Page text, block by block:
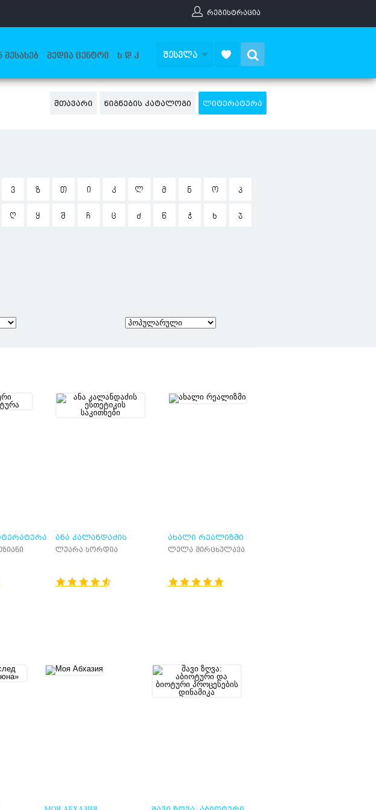
ᲠᲔᲒᲘᲡᲢᲠᲐᲪᲘᲐ
ᲨᲔᲡᲐᲮᲔᲑ ᲛᲔᲓᲘᲐ ᲪᲔᲜᲢᲠᲘ Ხ.Დ.Კ ᲨᲔᲡᲕᲚᲐ
ᲛᲗᲐᲕᲐᲠᲘ ᲬᲘᲒᲜᲔᲑᲘᲡ ᲙᲐᲢᲐᲚᲝᲒᲘ ᲚᲘᲢᲔᲠᲐᲢᲣᲠᲐ
Ვ Ზ Თ Ი Კ Ლ Მ Ნ Ო Პ
Ღ Ყ Შ Ჩ Ც Ძ Წ Ჭ Ხ Ჯ
ᲐᲜᲐ ᲙᲐᲚᲐᲜᲓᲐᲫᲘᲡ
ᲔᲡᲗᲔᲢᲘᲙᲘᲡ ᲡᲐᲙᲘᲗᲮᲔᲑᲘ
ლუარა სორდია
ᲐᲮᲐᲚᲘ ᲠᲔᲐᲚᲘᲖᲛᲘ
ლელა მირცხულავა